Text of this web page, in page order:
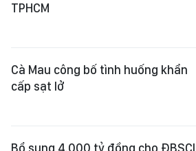
TPHCM
Cà Mau công bố tình huống khẩn
cấp sạt lở